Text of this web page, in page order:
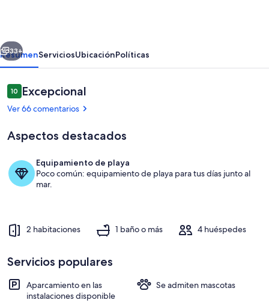
vistas
al
lago
y
Habitación
Siguiente
33+
ResumenServiciosUbicaciónPolíticas
Comentarios
1010 de 10
Excepcional
Ver 66 comentarios
Aspectos destacados
Equipamiento de playa
Poco común: equipamiento de playa para tus días junto al
mar.
2 habitaciones 1 baño o más 4 huéspedes
Servicios populares
Aparcamiento en las
instalaciones disponible
Se admiten mascotas